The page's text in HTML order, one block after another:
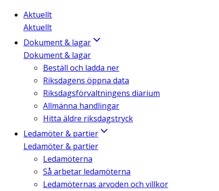
Aktuellt
Aktuellt
Dokument & lagar
Dokument & lagar
Beställ och ladda ner
Riksdagens öppna data
Riksdagsförvaltningens diarium
Allmänna handlingar
Hitta äldre riksdagstryck
Ledamöter & partier
Ledamöter & partier
Ledamöterna
Så arbetar ledamöterna
Ledamöternas arvoden och villkor